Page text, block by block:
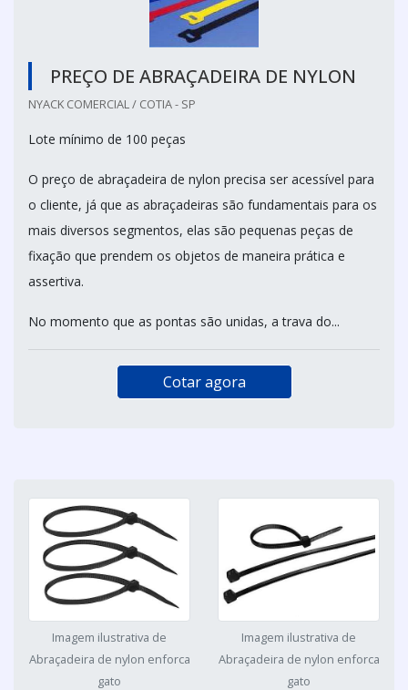
PREÇO DE ABRAÇADEIRA DE NYLON
NYACK COMERCIAL / COTIA - SP
Lote mínimo de 100 peças
O preço de abraçadeira de nylon precisa ser acessível para
o cliente, já que as abraçadeiras são fundamentais para os
mais diversos segmentos, elas são pequenas peças de
fixação que prendem os objetos de maneira prática e
assertiva.
No momento que as pontas são unidas, a trava do...
Cotar agora
Imagem ilustrativa de
Abraçadeira de nylon enforca
gato
Imagem ilustrativa de
Abraçadeira de nylon enforca
gato